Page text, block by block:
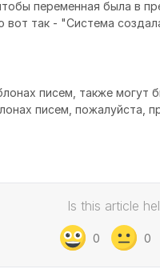
переменная была в
вот так - "Система
писем, также могут
писем, пожалуйста,
Is this article
0 0